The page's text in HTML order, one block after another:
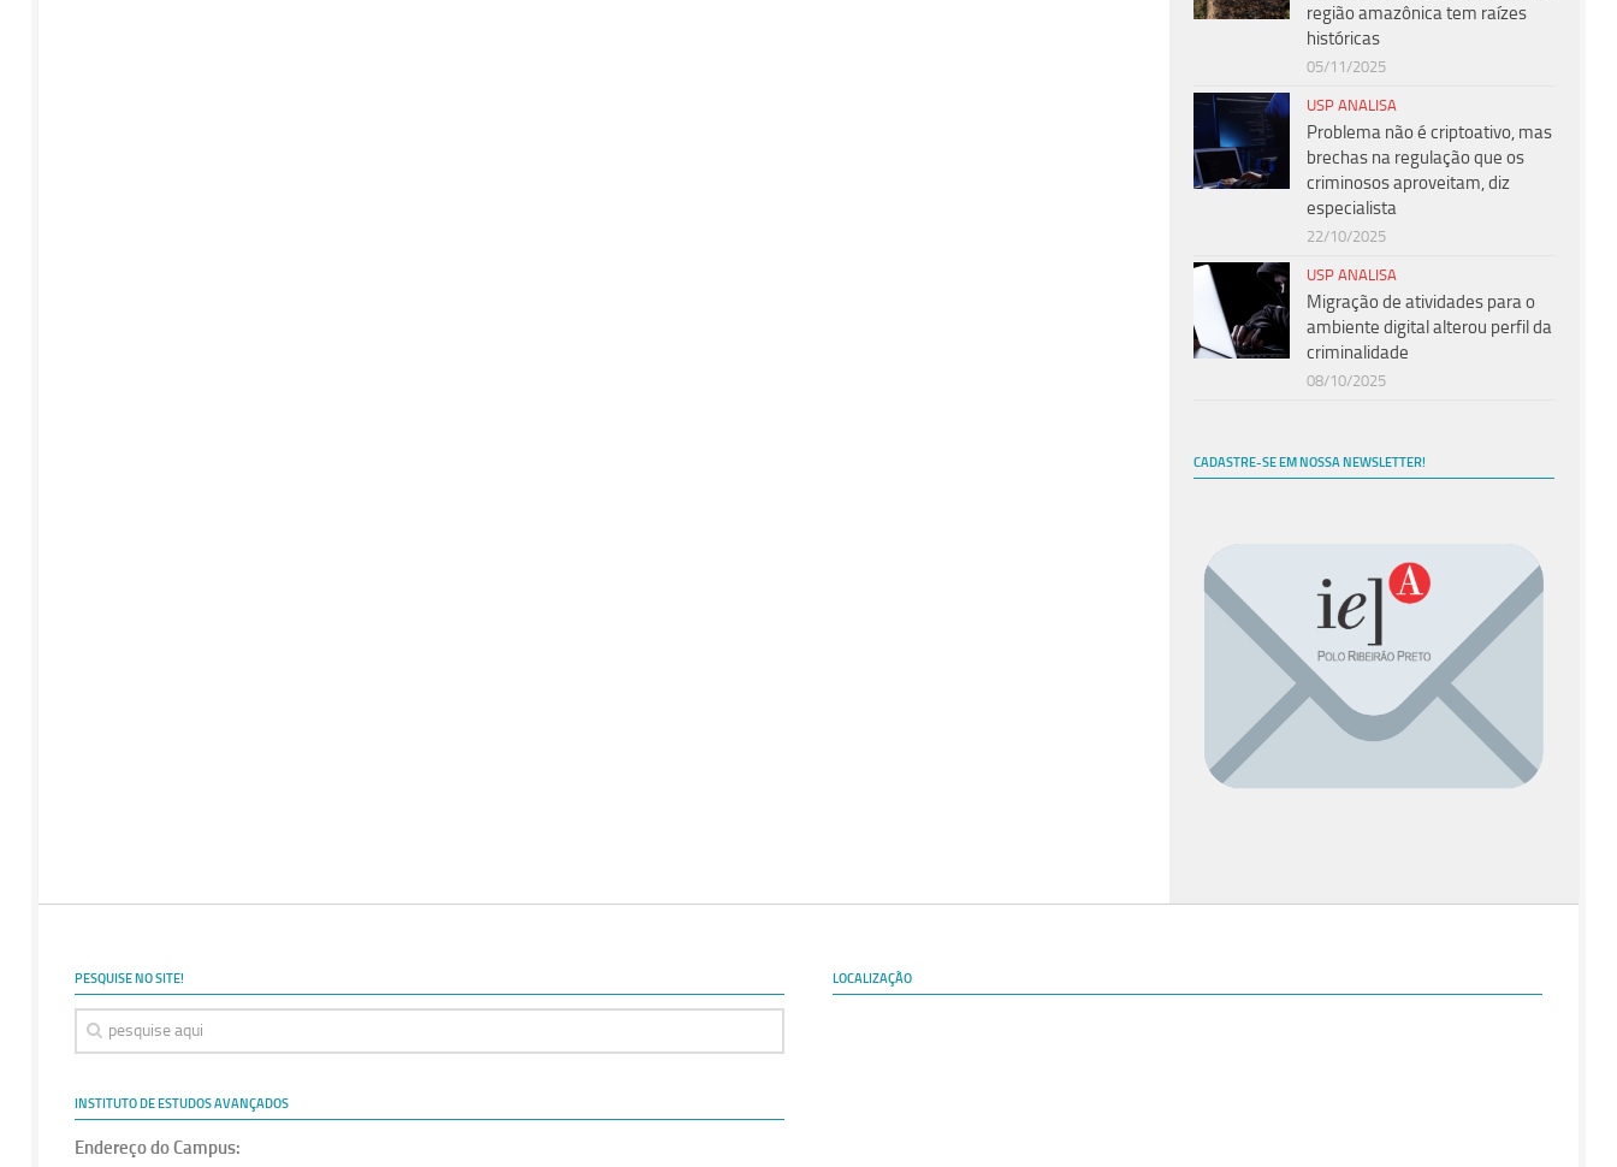
região amazônica tem raízes
históricas
05/11/2025
USP ANALISA
Problema não é criptoativo, mas
brechas na regulação que os
criminosos aproveitam, diz
especialista
22/10/2025
USP ANALISA
Migração de atividades para o
ambiente digital alterou perfil da
criminalidade
08/10/2025
CADASTRE-SE EM NOSSA NEWSLETTER!
PESQUISE NO SITE!
INSTITUTO DE ESTUDOS AVANÇADOS
Endereço do Campus:
LOCALIZAÇÃO